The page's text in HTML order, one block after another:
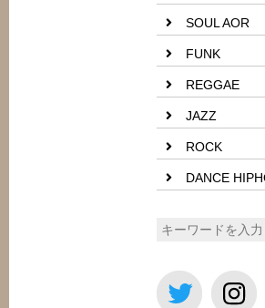
SOUL AOR
FUNK
REGGAE
JAZZ
ROCK
DANCE